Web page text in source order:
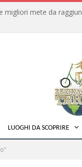
LUOGHI DA SCOPRIRE